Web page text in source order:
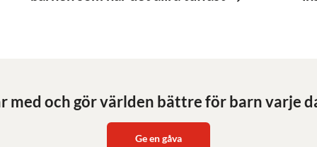
med och gör världen bättre för barn varje
Ge en gåva